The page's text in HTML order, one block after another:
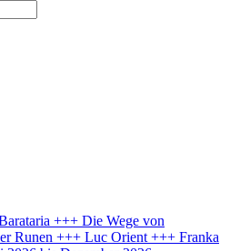
+++ Die Wege von
Runen +++ Luc Orient +++ Franka